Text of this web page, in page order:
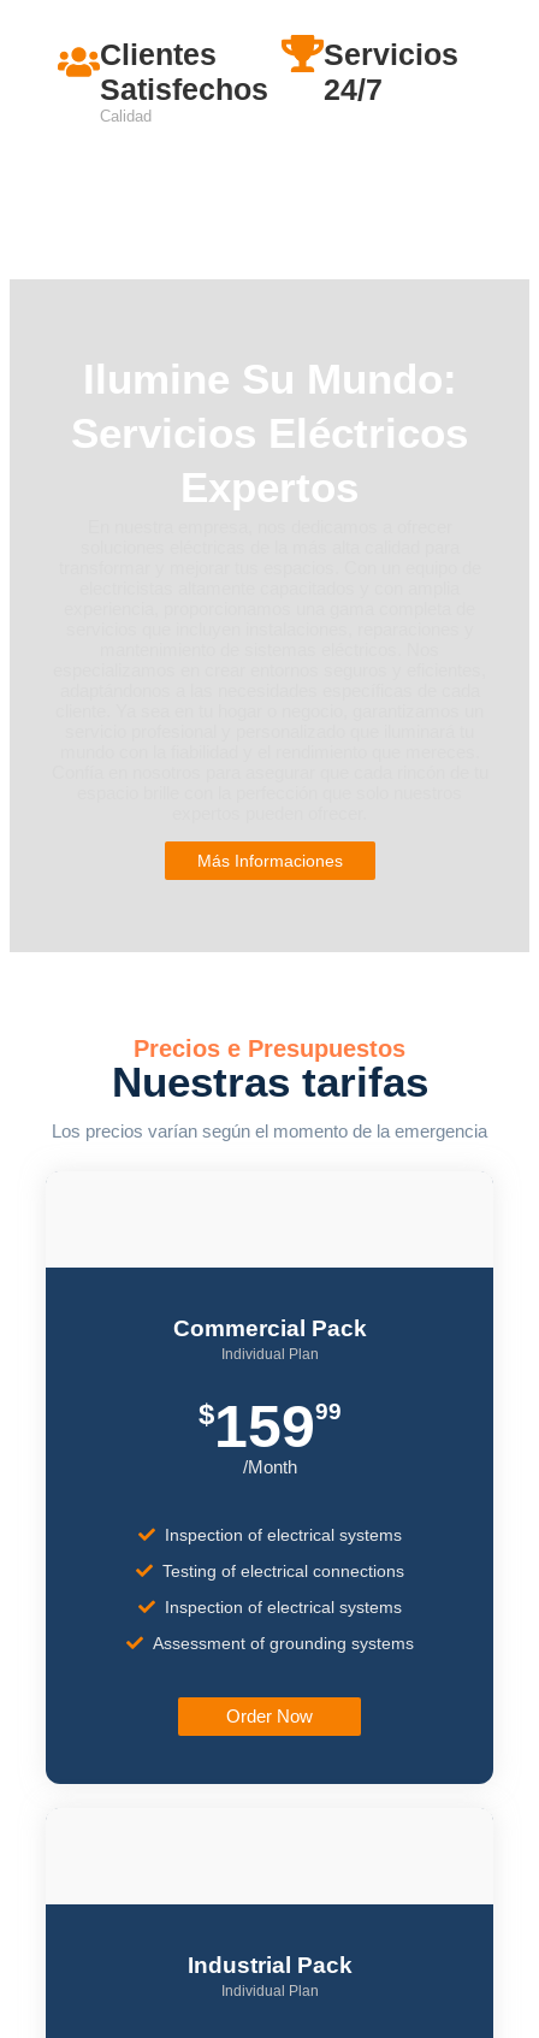
Clientes
Satisfechos
Calidad
Servicios
24/7
Ilumine Su Mundo:
Servicios Eléctricos
Expertos
Más Informaciones
Precios e Presupuestos
Nuestras tarifas
Los precios varían según el momento de la emergencia
Commercial Pack
Individual Plan
$15999
/Month
Inspection of electrical systems
Testing of electrical connections
Inspection of electrical systems
Assessment of grounding systems
Order Now
Industrial Pack
Individual Plan